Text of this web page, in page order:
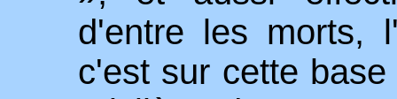
d'entre les morts,
c'est sur cette